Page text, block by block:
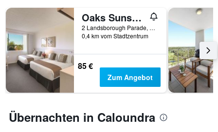
Oaks Sunshine Coast Oasis Resort
2 Landsborough Parade, Caloundra, QLD, Australien
0,4 km vom Stadtzentrum
85 €
Zum Angebot
Übernachten in Caloundra